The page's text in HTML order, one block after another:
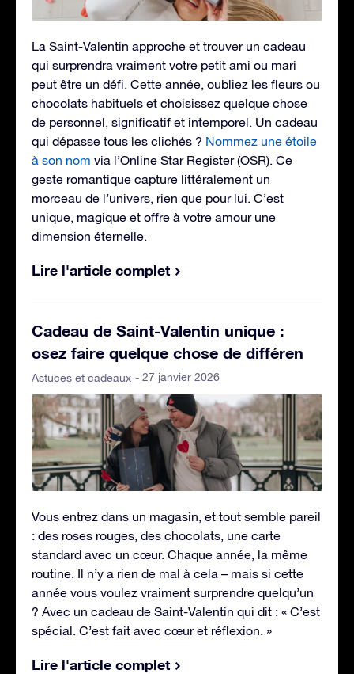
La Saint-Valentin approche et trouver un cadeau
qui surprendra vraiment votre petit ami ou mari
peut être un défi. Cette année, oubliez les fleurs ou
chocolats habituels et choisissez quelque chose
de personnel, significatif et intemporel. Un cadeau
qui dépasse tous les clichés ? Nommez une étoile
à son nom via l’Online Star Register (OSR). Ce
geste romantique capture littéralement un
morceau de l’univers, rien que pour lui. C’est
unique, magique et offre à votre amour une
dimension éternelle.
Lire l'article complet
Cadeau de Saint-Valentin unique :
osez faire quelque chose de différen
Astuces et cadeaux - 27 janvier 2026
Vous entrez dans un magasin, et tout semble pareil
: des roses rouges, des chocolats, une carte
standard avec un cœur. Chaque année, la même
routine. Il n’y a rien de mal à cela – mais si cette
année vous voulez vraiment surprendre quelqu’un
? Avec un cadeau de Saint-Valentin qui dit : « C’est
spécial. C’est fait avec cœur et réflexion. »
Lire l'article complet